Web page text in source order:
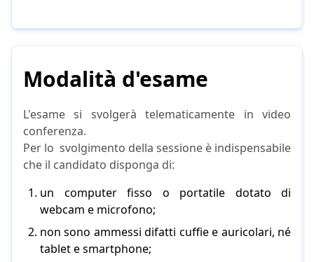
Modalità d'esame
L'esame si svolgerà telematicamente in video
conferenza.
Per lo svolgimento della sessione è indispensabile
che il candidato disponga di:
un computer fisso o portatile dotato di
webcam e microfono;
non sono ammessi difatti cuffie e auricolari, né
tablet e smartphone;